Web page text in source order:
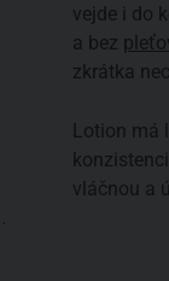
vejde i do
a bez
zkrátka
Lotion má
vláčnou a